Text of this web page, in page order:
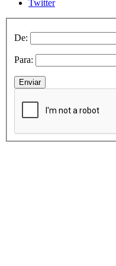
Twitter
De:
Para: